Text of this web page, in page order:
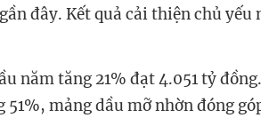
đây. Kết quả cải thiện chủ yếu
năm tăng 21% đạt 4.051 tỷ
mảng dầu mỡ nhờn đóng